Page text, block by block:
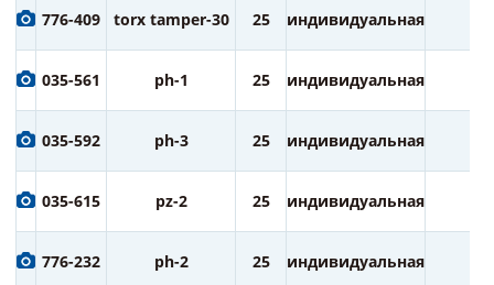
776-409 torx tamper-30 25 индивидуальная
035-561 ph-1 25 индивидуальная
035-592 ph-3 25 индивидуальная
035-615 pz-2 25 индивидуальная
776-232 ph-2 25 индивидуальная